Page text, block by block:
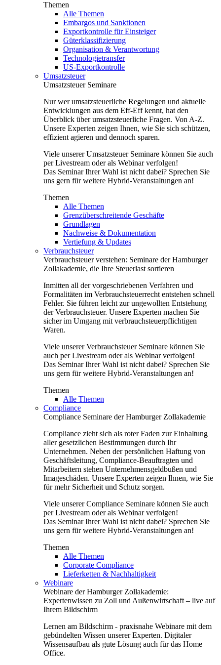
Themen
Alle Themen
Embargos und Sanktionen
Exportkontrolle für Einsteiger
Güterklassifizierung
Organisation & Verantwortung
Technologietransfer
US-Exportkontrolle
Umsatzsteuer
Umsatzsteuer Seminare
Nur wer umsatzsteuerliche Regelungen und aktuelle
Entwicklungen aus dem Eff-Eff kennt, hat den
Überblick über umsatzsteuerliche Fragen. Von A-Z.
Unsere Experten zeigen Ihnen, wie Sie sich schützen,
effizient agieren und dennoch sparen.
Viele unserer Umsatzsteuer Seminare können Sie auch
per Livestream oder als Webinar verfolgen!
Das Seminar Ihrer Wahl ist nicht dabei? Sprechen Sie
uns gern für weitere Hybrid-Veranstaltungen an!
Themen
Alle Themen
Grenzüberschreitende Geschäfte
Grundlagen
Nachweise & Dokumentation
Vertiefung & Updates
Verbrauchsteuer
Verbrauchsteuer verstehen: Seminare der Hamburger
Zollakademie, die Ihre Steuerlast sortieren
Inmitten all der vorgeschriebenen Verfahren und
Formalitäten im Verbrauchsteuerrecht entstehen schnell
Fehler. Sie führen leicht zur ungewollten Entstehung
der Verbrauchsteuer. Unsere Experten machen Sie
sicher im Umgang mit verbrauchsteuerpflichtigen
Waren.
Viele unserer Verbrauchsteuer Seminare können Sie
auch per Livestream oder als Webinar verfolgen!
Das Seminar Ihrer Wahl ist nicht dabei? Sprechen Sie
uns gern für weitere Hybrid-Veranstaltungen an!
Themen
Alle Themen
Compliance
Compliance Seminare der Hamburger Zollakademie
Compliance zieht sich als roter Faden zur Einhaltung
aller gesetzlichen Bestimmungen durch Ihr
Unternehmen. Neben der persönlichen Haftung von
Geschäftsleitung, Compliance-Beauftragten und
Mitarbeitern stehen Unternehmensgeldbußen und
Imageschäden. Unsere Experten zeigen Ihnen, wie Sie
für mehr Sicherheit und Schutz sorgen.
Viele unserer Compliance Seminare können Sie auch
per Livestream oder als Webinar verfolgen!
Das Seminar Ihrer Wahl ist nicht dabei? Sprechen Sie
uns gern für weitere Hybrid-Veranstaltungen an!
Themen
Alle Themen
Corporate Compliance
Lieferketten & Nachhaltigkeit
Webinare
Webinare der Hamburger Zollakademie:
Expertenwissen zu Zoll und Außenwirtschaft – live auf
Ihrem Bildschirm
Lernen am Bildschirm - praxisnahe Webinare mit dem
gebündelten Wissen unserer Experten. Digitaler
Wissensaufbau als gute Lösung auch für das Home
Office.